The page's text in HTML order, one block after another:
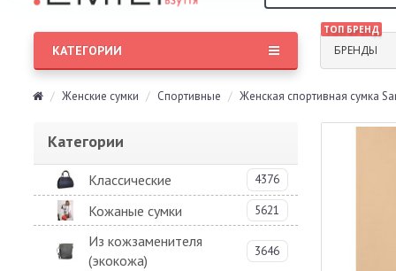
ТОП БРЕНД
БРЕНДЫ
КАТЕГОРИИ
Женские сумки Спортивные Женская спортивная сумка
Категории
Классические 4376
Кожаные сумки 5621
Из кожзаменителя
(экокожа)
3646